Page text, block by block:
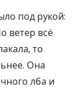
под рукой:
ветер всё
то
Она
лба и